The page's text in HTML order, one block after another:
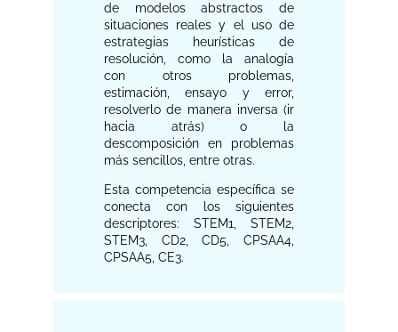
de modelos abstractos de
situaciones reales y el uso de
estrategias heurísticas de
resolución, como la analogía
con otros problemas,
estimación, ensayo y error,
resolverlo de manera inversa (ir
hacia atrás) o la
descomposición en problemas
más sencillos, entre otras.
Esta competencia específica se
conecta con los siguientes
descriptores: STEM1, STEM2,
STEM3, CD2, CD5, CPSAA4,
CPSAA5, CE3.